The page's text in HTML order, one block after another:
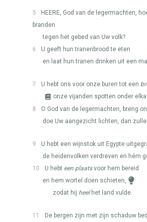
5 HEERE, God van de legermachten,
branden
tegen het gebed van Uw volk?
6
U geeft hun tranenbrood te eten
en laat hun tranen drinken uit een
7 U hebt ons voor onze buren tot een
onze vijanden spotten onder
8
O God van de legermachten, breng
doe Uw aangezicht lichten, dan
9
U hebt een wijnstok uit Egypte
de heidenvolken verdreven en hém
10
U hebt een plaatsvoor hem bereid
en hem wortel doen schieten,
zodat hij heelhet land vulde.
11
De bergen zijn met zijn schaduw